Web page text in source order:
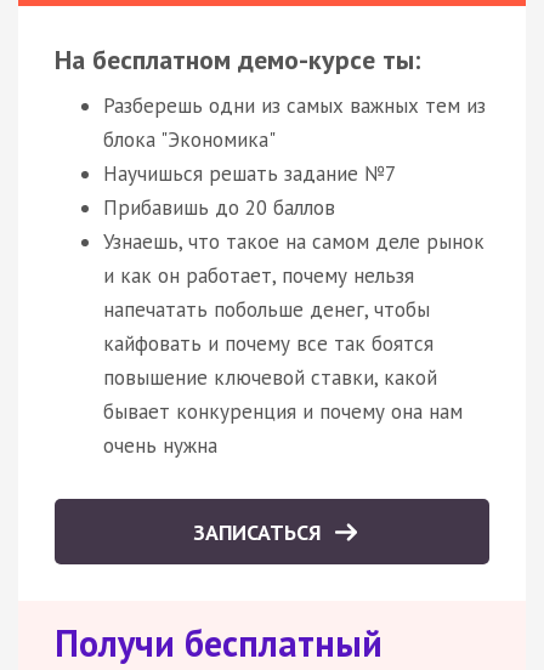
На бесплатном демо-курсе ты:
Разберешь одни из самых важных тем из
блока "Экономика"
Научишься решать задание №7
Прибавишь до 20 баллов
Узнаешь, что такое на самом деле рынок
и как он работает, почему нельзя
напечатать побольше денег, чтобы
кайфовать и почему все так боятся
повышение ключевой ставки, какой
бывает конкуренция и почему она нам
очень нужна
ЗАПИСАТЬСЯ
Получи бесплатный